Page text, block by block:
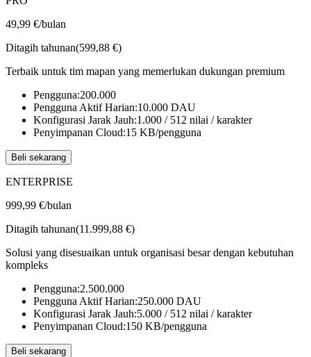
49,99 €/bulan
Ditagih tahunan(599,88 €)
Terbaik untuk tim mapan yang memerlukan dukungan premium
Pengguna:200.000
Pengguna Aktif Harian:10.000 DAU
Konfigurasi Jarak Jauh:1.000 / 512 nilai / karakter
Penyimpanan Cloud:15 KB/pengguna
Beli sekarang
ENTERPRISE
999,99 €/bulan
Ditagih tahunan(11.999,88 €)
Solusi yang disesuaikan untuk organisasi besar dengan kebutuhan
kompleks
Pengguna:2.500.000
Pengguna Aktif Harian:250.000 DAU
Konfigurasi Jarak Jauh:5.000 / 512 nilai / karakter
Penyimpanan Cloud:150 KB/pengguna
Beli sekarang